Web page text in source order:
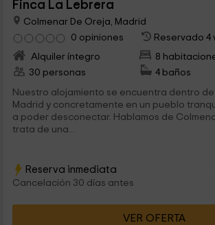
Finca La Lebrera
Colmenar De Oreja, Madrid
0 opiniones
Reservado 4
Alquiler íntegro
8
30 personas
4 baños
Nuestro alojamiento se encuentra dentro
Madrid y concretamente en un pueblo
a poder desconectar. Hablamos de
trata de una...
Reserva inmediata
Cancelación 30 días antes
VER OFERTA